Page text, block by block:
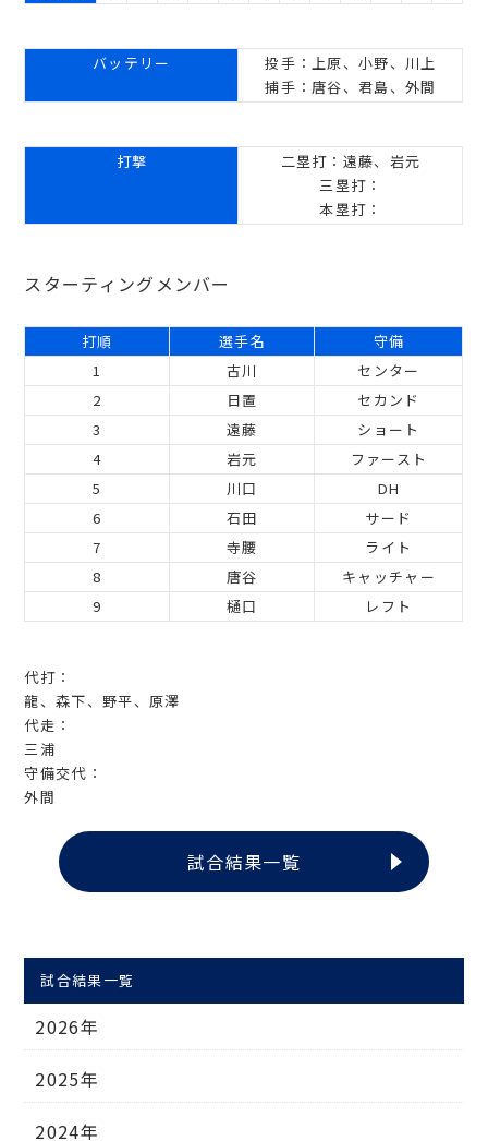
バッテリー
投手：上原、小野、川上
捕手：唐谷、君島、外間
打撃
二塁打：遠藤、岩元
三塁打：
本塁打：
スターティングメンバー
打順 選手名
守備
1
古川
センター
2
日置
セカンド
3
遠藤
ショート
4
岩元
ファースト
5
川口
DH
6
石田
サード
7
寺腰
ライト
8
唐谷
キャッチャー
9
樋口 レフト
代打：
龍、森下、野平、原澤
代走：
三浦
守備交代：
外間
試合結果一覧
試合結果一覧
2026年
2025年
2024年